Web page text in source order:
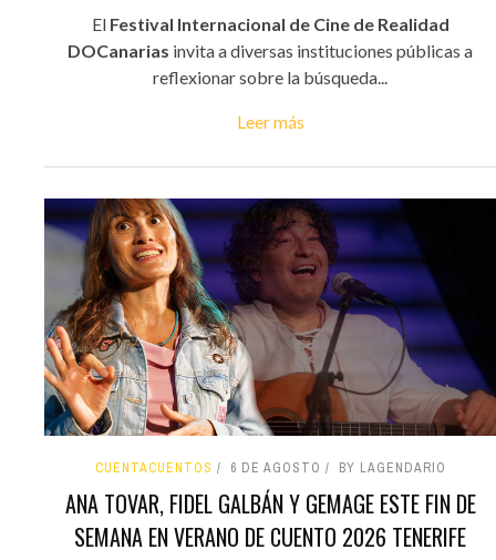
El Festival Internacional de Cine de Realidad
DOCanarias invita a diversas instituciones públicas a
reflexionar sobre la búsqueda...
Leer más
CUENTACUENTOS 6 DE AGOSTO BY LAGENDARIO
ANA TOVAR, FIDEL GALBÁN Y GEMAGE ESTE FIN DE
SEMANA EN VERANO DE CUENTO 2026 TENERIFE